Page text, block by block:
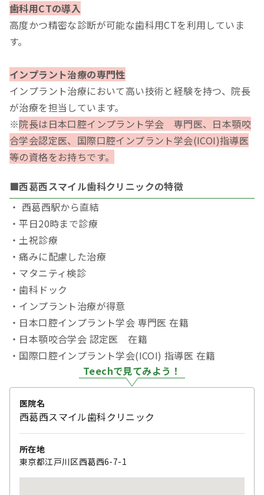
歯科用CTの導入
高度かつ精密な診断が可能な歯科用CTを利用していま
す。
インプラント治療の専門性
インプラント治療において高い技術と経験を持つ、院長
が治療を担当しています。
※院長は日本口腔インプラント学会 専門医、日本顎咬
合学会認定医、国際口腔インプラント学会(ICOI)指導医
等の資格をお持ちです。
■西葛西スマイル歯科クリニックの特徴
・ 西葛西駅から直結
・平日20時まで診療
・土祝診療
・痛みに配慮した治療
・マタニティ検診
・歯科ドック
・インプラント治療が得意
・日本口腔インプラント学会 専門医 在籍
・日本顎咬合学会 認定医 在籍
・国際口腔インプラント学会(ICOI) 指導医 在籍
Teechで見てみよう！
医院名
西葛西スマイル歯科クリニック
所在地
東京都江戸川区西葛西6-7-1